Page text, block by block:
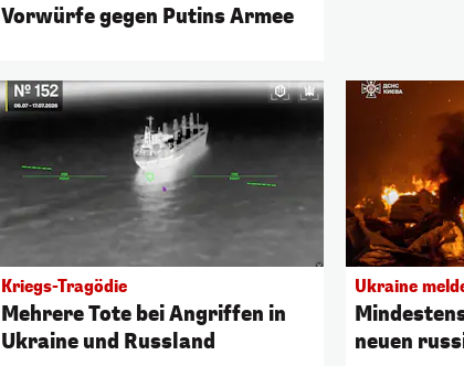
Vorwürfe gegen Putins Armee
Kriegs-Tragödie
Mehrere Tote bei Angriffen in
Ukraine und Russland
Ukraine
neuen